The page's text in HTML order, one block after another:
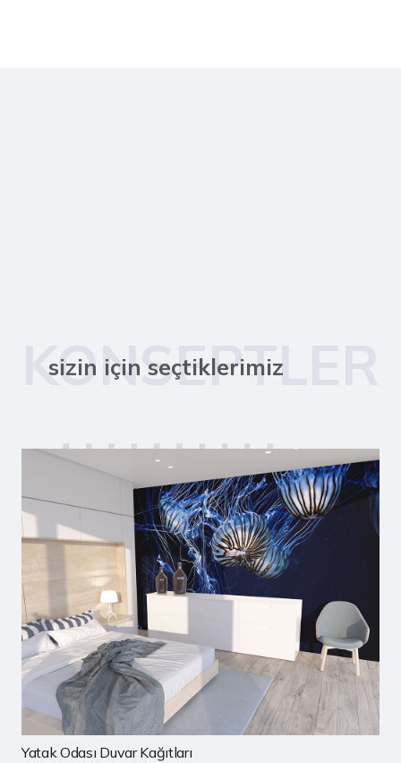
KONSEPTLER
sizin için seçtiklerimiz
Çocuk Odası Duvar Kağıtları